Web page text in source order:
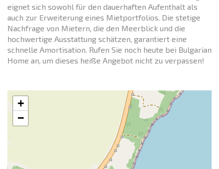
eignet sich sowohl für den dauerhaften Aufenthalt als
auch zur Erweiterung eines Mietportfolios. Die stetige
Nachfrage von Mietern, die den Meerblick und die
hochwertige Ausstattung schätzen, garantiert eine
schnelle Amortisation. Rufen Sie noch heute bei Bulgarian
Home an, um dieses heiße Angebot nicht zu verpassen!
+
−